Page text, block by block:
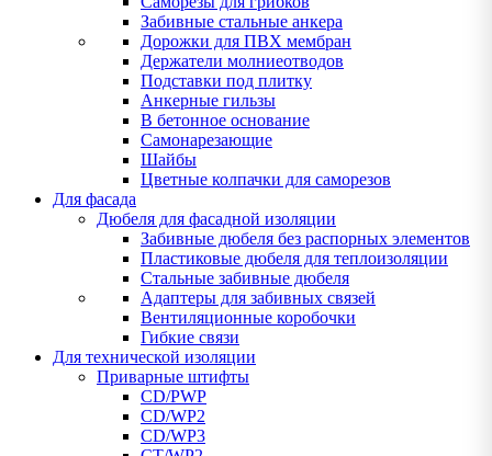
Забивные стальные анкера
Дорожки для ПВХ мембран
Держатели молниеотводов
Подставки под плитку
Анкерные гильзы
В бетонное основание
Самонарезающие
Шайбы
Цветные колпачки для саморезов
Для фасада
Дюбеля для фасадной изоляции
Забивные дюбеля без распорных элементов
Пластиковые дюбеля для теплоизоляции
Стальные забивные дюбеля
Адаптеры для забивных связей
Вентиляционные коробочки
Гибкие связи
Для технической изоляции
Приварные штифты
CD/PWP
CD/WP2
CD/WP3